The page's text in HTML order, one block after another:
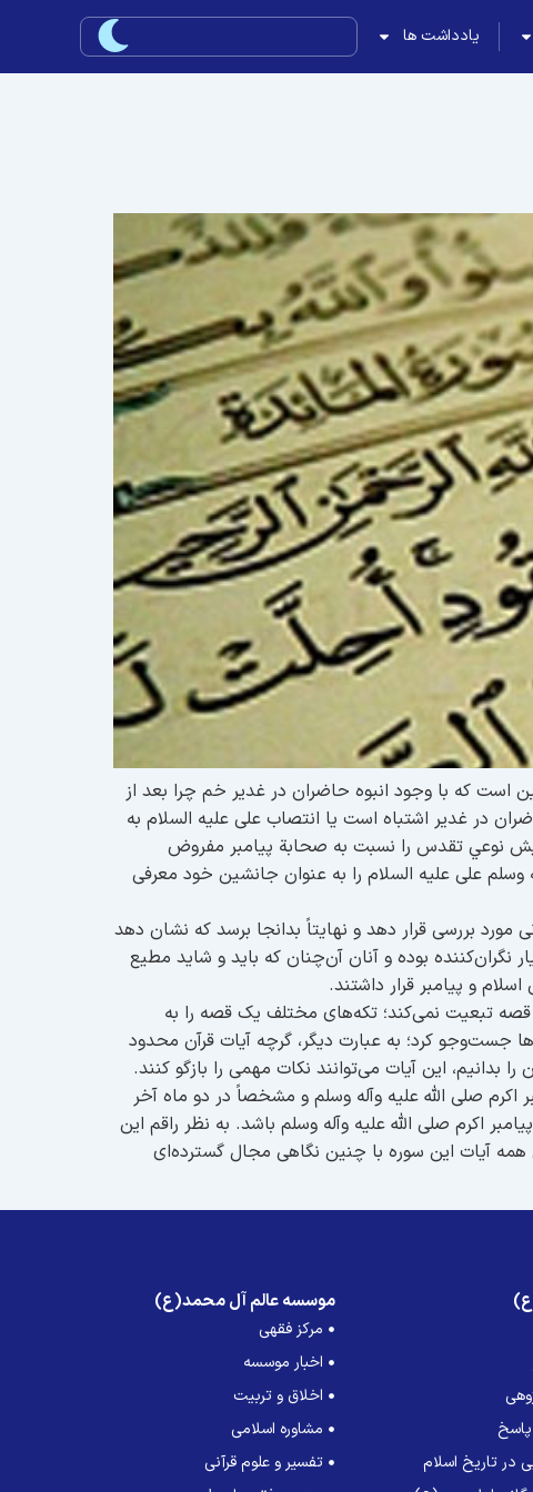
یادداشت ها
است که با وجود انبوه حاضران در غدیر خم چرا بعد از
در غدیر اشتباه است یا انتصاب علی عليه السلام به
نوعي تقدس را نسبت به صحابة پيامبر مفروض
وسلم علی عليه السلام را به عنوان جانشین خود معرفی
مورد بررسی قرار دهد و نهایتاً بدانجا برسد که نشان دهد
نگران‌کننده بوده و آنان آن‌چنان که باید و شاید مطیع
و پیامبر قرار داشتند.
قصه تبعیت نمی‌کند؛ تکه‌های مختلف یک قصه را به
جست‌و‌جو کرد؛ به عبارت دیگر، گرچه آیات قرآن محدود
بدانیم، این آیات می‌توانند نکات مهمی را بازگو کنند.
صلی الله علیه وآله وسلم و مشخصاً در دو ماه آخر
اکرم صلی الله علیه وآله وسلم باشد. به نظر راقم این
آیات این سوره با چنین نگاهی مجال گسترده‌ای
در تاریخ اسلام
موسسه عالم آل محمد(ع)
مرکز فقهی
اخبار موسسه
اخلاق و تربیت
مشاوره اسلامی
تفسیر و علوم قرآنی